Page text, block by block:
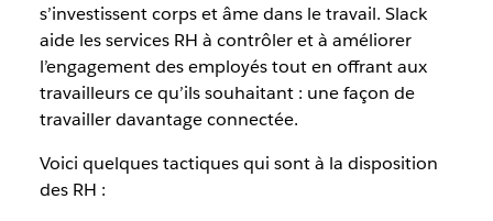
s’investissent corps et âme dans le travail. Slack
aide les services RH à contrôler et à améliorer
l’engagement des employés tout en offrant aux
travailleurs ce qu’ils souhaitant : une façon de
travailler davantage connectée.
Voici quelques tactiques qui sont à la disposition
des RH :